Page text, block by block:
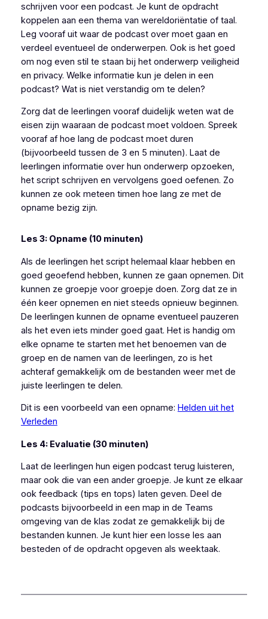
schrijven voor een podcast. Je kunt de opdracht
koppelen aan een thema van wereldoriëntatie of taal.
Leg vooraf uit waar de podcast over moet gaan en
verdeel eventueel de onderwerpen. Ook is het goed
om nog even stil te staan bij het onderwerp veiligheid
en privacy. Welke informatie kun je delen in een
podcast? Wat is niet verstandig om te delen?
Zorg dat de leerlingen vooraf duidelijk weten wat de
eisen zijn waaraan de podcast moet voldoen. Spreek
vooraf af hoe lang de podcast moet duren
(bijvoorbeeld tussen de 3 en 5 minuten). Laat de
leerlingen informatie over hun onderwerp opzoeken,
het script schrijven en vervolgens goed oefenen. Zo
kunnen ze ook meteen timen hoe lang ze met de
opname bezig zijn.
Les 3: Opname (10 minuten)
Als de leerlingen het script helemaal klaar hebben en
goed geoefend hebben, kunnen ze gaan opnemen. Dit
kunnen ze groepje voor groepje doen. Zorg dat ze in
één keer opnemen en niet steeds opnieuw beginnen.
De leerlingen kunnen de opname eventueel pauzeren
als het even iets minder goed gaat. Het is handig om
elke opname te starten met het benoemen van de
groep en de namen van de leerlingen, zo is het
achteraf gemakkelijk om de bestanden weer met de
juiste leerlingen te delen.
Dit is een voorbeeld van een opname: Helden uit het
Verleden
Les 4: Evaluatie (30 minuten)
Laat de leerlingen hun eigen podcast terug luisteren,
maar ook die van een ander groepje. Je kunt ze elkaar
ook feedback (tips en tops) laten geven. Deel de
podcasts bijvoorbeeld in een map in de Teams
omgeving van de klas zodat ze gemakkelijk bij de
bestanden kunnen. Je kunt hier een losse les aan
besteden of de opdracht opgeven als weektaak.